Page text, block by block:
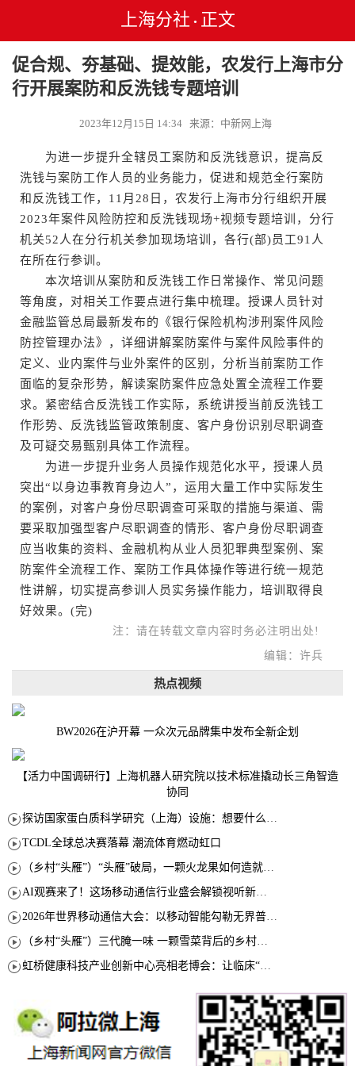
上海分社 • 正文
促合规、夯基础、提效能，农发行上海市分
行开展案防和反洗钱专题培训
2023年12月15日 14:34 来源：中新网上海
为进一步提升全辖员工案防和反洗钱意识，提高反
洗钱与案防工作人员的业务能力，促进和规范全行案防
和反洗钱工作，11月28日，农发行上海市分行组织开展
2023年案件风险防控和反洗钱现场+视频专题培训，分行
机关52人在分行机关参加现场培训，各行(部)员工91人
在所在行参训。
本次培训从案防和反洗钱工作日常操作、常见问题
等角度，对相关工作要点进行集中梳理。授课人员针对
金融监管总局最新发布的《银行保险机构涉刑案件风险
防控管理办法》，详细讲解案防案件与案件风险事件的
定义、业内案件与业外案件的区别，分析当前案防工作
面临的复杂形势，解读案防案件应急处置全流程工作要
求。紧密结合反洗钱工作实际，系统讲授当前反洗钱工
作形势、反洗钱监管政策制度、客户身份识别尽职调查
及可疑交易甄别具体工作流程。
为进一步提升业务人员操作规范化水平，授课人员
突出“以身边事教育身边人”，运用大量工作中实际发生
的案例，对客户身份尽职调查可采取的措施与渠道、需
要采取加强型客户尽职调查的情形、客户身份尽职调查
应当收集的资料、金融机构从业人员犯罪典型案例、案
防案件全流程工作、案防工作具体操作等进行统一规范
性讲解，切实提高参训人员实务操作能力，培训取得良
好效果。(完)
注：请在转载文章内容时务必注明出处!
编辑：许兵
热点视频
BW2026在沪开幕 一众次元品牌集中发布全新企划
【活力中国调研行】上海机器人研究院以技术标准撬动长三角智造
协同
探访国家蛋白质科学研究（上海）设施：想要什么蛋白 AI直接设计合成
TCDL全球总决赛落幕 潮流体育燃动虹口
（乡村“头雁”）“头雁”破局，一颗火龙果如何造就沪上乡村特色产业化路径
AI观赛来了！这场移动通信行业盛会解锁视听新玩法
2026年世界移动通信大会：以移动智能勾勒无界普惠新愿景
（乡村“头雁”）三代腌一味 一颗雪菜背后的乡村致富经
虹桥健康科技产业创新中心亮相老博会：让临床“需求”定义银发经济新生态